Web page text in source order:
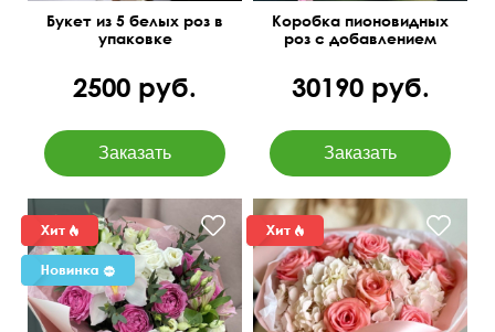
Букет из 5 белых роз в
упаковке
2500 руб.
Коробка пионовидных
роз с добавлением
30190 руб.